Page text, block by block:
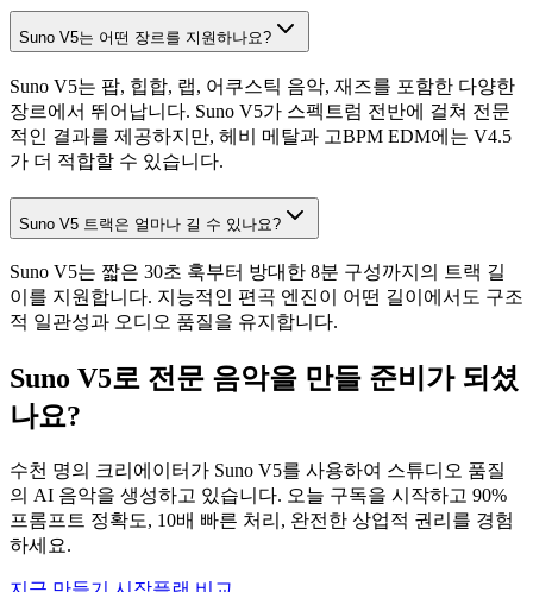
Suno V5는 어떤 장르를 지원하나요?
Suno V5는 팝, 힙합, 랩, 어쿠스틱 음악, 재즈를 포함한 다양한
장르에서 뛰어납니다. Suno V5가 스펙트럼 전반에 걸쳐 전문
적인 결과를 제공하지만, 헤비 메탈과 고BPM EDM에는 V4.5
가 더 적합할 수 있습니다.
Suno V5 트랙은 얼마나 길 수 있나요?
Suno V5는 짧은 30초 훅부터 방대한 8분 구성까지의 트랙 길
이를 지원합니다. 지능적인 편곡 엔진이 어떤 길이에서도 구조
적 일관성과 오디오 품질을 유지합니다.
Suno V5로 전문 음악을 만들 준비가 되셨
나요?
수천 명의 크리에이터가 Suno V5를 사용하여 스튜디오 품질
의 AI 음악을 생성하고 있습니다. 오늘 구독을 시작하고 90%
프롬프트 정확도, 10배 빠른 처리, 완전한 상업적 권리를 경험
하세요.